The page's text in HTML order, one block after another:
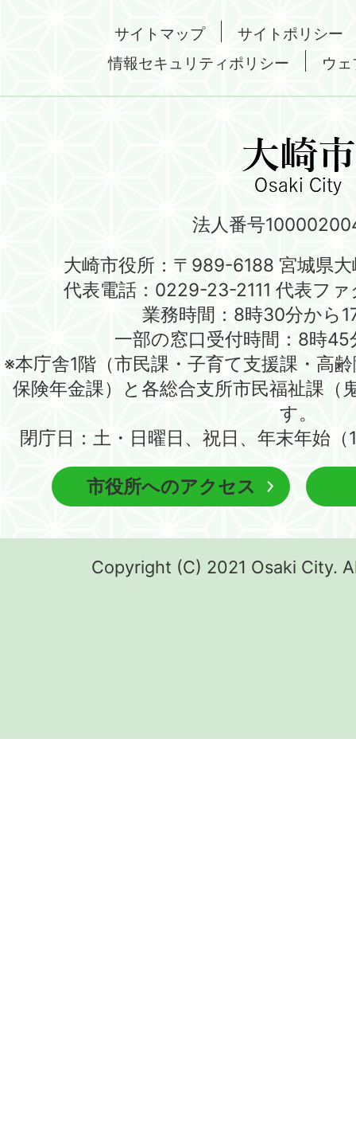
サイトマップ
サイトポリシー
情報セキュリティポリシー
ウ
法人番号
大崎市役所：〒989-6188 宮城県大
代表電話：0229-23-2111 代表フ
業務時間：8時30分から
一部の窓口受付時間：8時
※本庁舎1階（市民課・子育て支援課・高
保険年金課）と各総合支所市民福祉課（
す。
閉庁日：土・日曜日、祝日、年末年始
市役所へのアクセス
Copyright (C) 2021 Osaki City.